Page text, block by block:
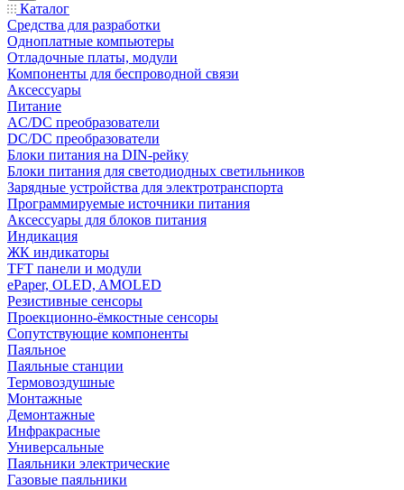
Каталог
Средства для разработки
Одноплатные компьютеры
Отладочные платы, модули
Компоненты для беспроводной связи
Аксессуары
Питание
AC/DC преобразователи
DC/DC преобразователи
Блоки питания на DIN-рейку
Блоки питания для светодиодных светильников
Зарядные устройства для электротранспорта
Программируемые источники питания
Аксессуары для блоков питания
Индикация
ЖК индикаторы
TFT панели и модули
ePaper, OLED, AMOLED
Резистивные сенсоры
Проекционно-ёмкостные сенсоры
Сопутствующие компоненты
Паяльное
Паяльные станции
Термовоздушные
Монтажные
Демонтажные
Инфракрасные
Универсальные
Паяльники электрические
Газовые паяльники